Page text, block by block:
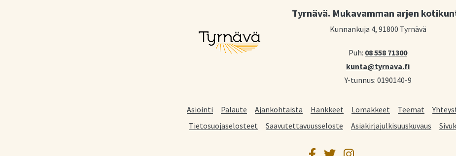
Tyrnävä. Mukavamman arjen
Kunnankuja 4, 91800 Tyrnävä
Puh: 08 558 71300
kunta@tyrnava.fi
Y-tunnus: 0190140-9
Asiointi Palaute Ajankohtaista Hankkeet Lomakkeet Teemat
Tietosuojaselosteet
Saavutettavuusseloste Asiakirjajulkisuuskuvaus